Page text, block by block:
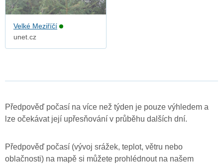
Velké Meziříčí
unet.cz
Předpověď počasí na více než týden je pouze výhledem a
lze očekávat její upřesňování v průběhu dalších dní.
Předpověď počasí (vývoj srážek, teplot, větru nebo
oblačnosti) na mapě si můžete prohlédnout na našem